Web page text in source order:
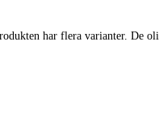
har flera varianter. De